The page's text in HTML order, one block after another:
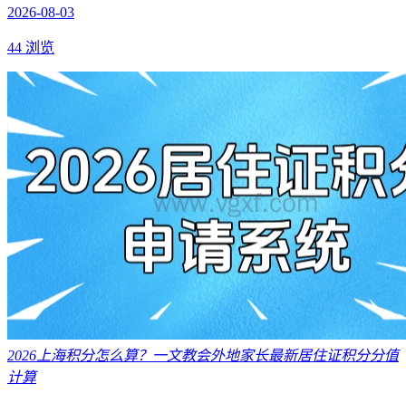
2026-08-03
44 浏览
2026上海积分怎么算？一文教会外地家长最新居住证积分分值
计算